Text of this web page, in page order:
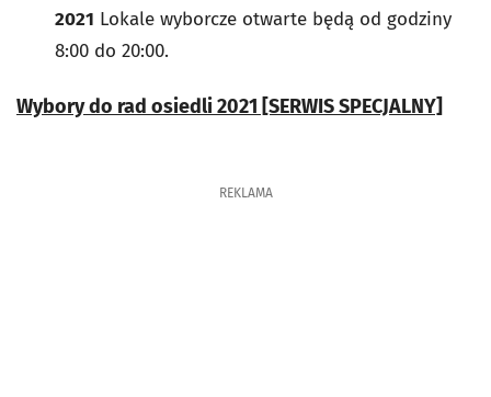
2021 Lokale wyborcze otwarte będą od godziny
8:00 do 20:00.
Wybory do rad osiedli 2021 [SERWIS SPECJALNY]
REKLAMA